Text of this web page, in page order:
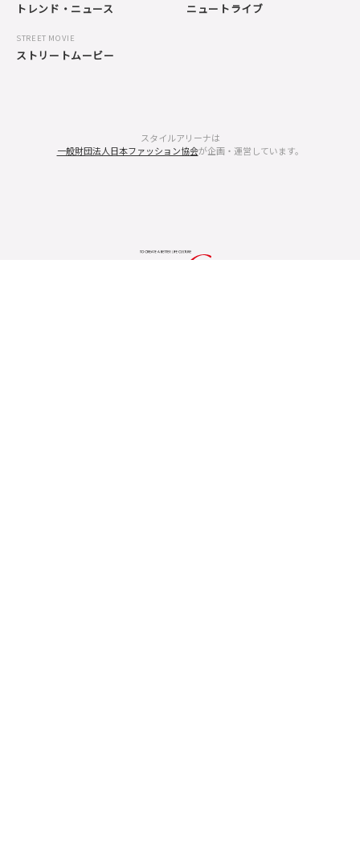
トレンド・ニュース ニュートライブ
STREET MOVIE
ストリートムービー
スタイルアリーナは
一般財団法人日本ファッション協会が企画・運営しています。